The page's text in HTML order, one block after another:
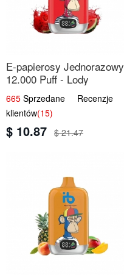
E-papierosy Jednorazowy
12.000 Puff - Lody
Arbuzowe | Orzeźwiający
Smak
665 Sprzedane Recenzje
klientów(15)
$ 10.87 $ 21.47